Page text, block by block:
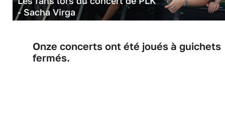
- Sacha Virga
Onze concerts ont été joués à guichets
fermés.